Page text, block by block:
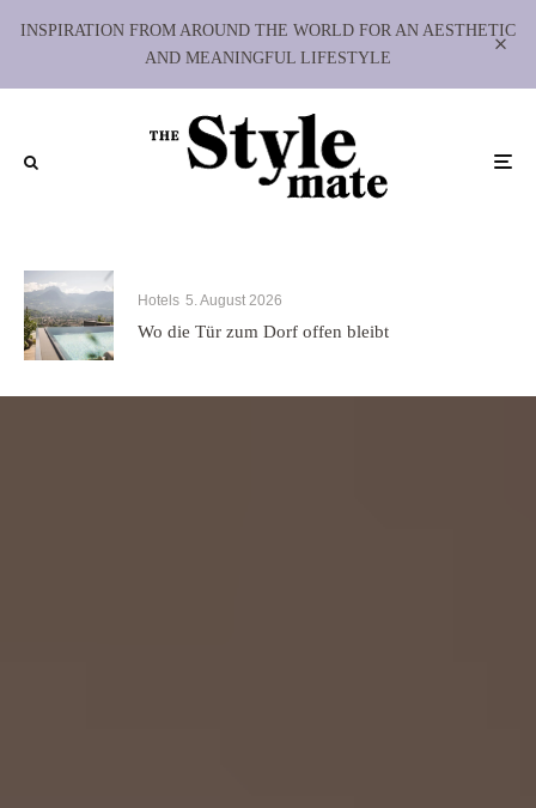
INSPIRATION FROM AROUND THE WORLD FOR AN AESTHETIC
AND MEANINGFUL LIFESTYLE
Hotels 5. August 2026
Wo die Tür zum Dorf offen bleibt